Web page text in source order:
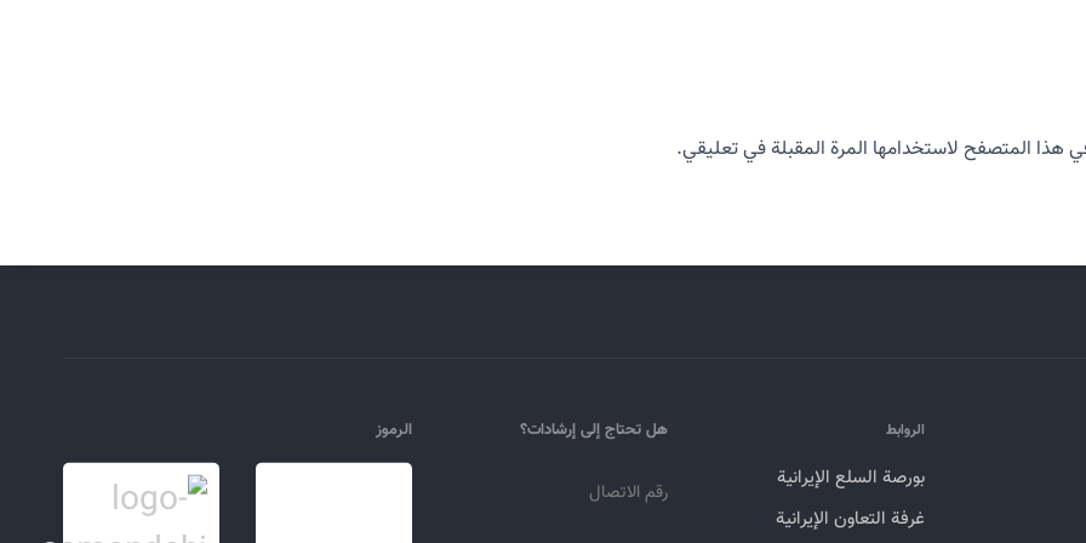
هذا المتصفح لاستخدامها المرة المقبلة في تعليقي.
الروابط
بورصة السلع الإيرانية
غرفة التعاون الإيرانية
هل تحتاج إلى إرشادات؟
رقم الاتصال
الرموز